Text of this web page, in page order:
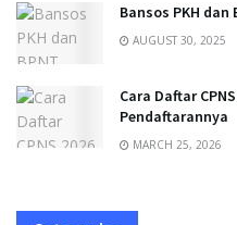
Bansos PKH dan
AUGUST 30, 2025
Cara Daftar
Pendaftarannya
MARCH 25, 2026